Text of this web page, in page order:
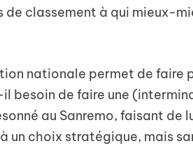
de classement à qui mieux-
nationale permet de faire
besoin de faire une
au Sanremo, faisant de
un choix stratégique, mais